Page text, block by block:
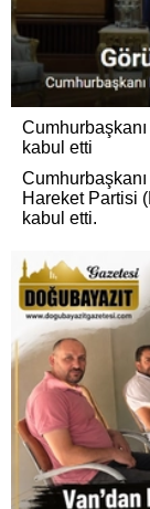
kabul etti
Hareket Partisi
kabul etti.